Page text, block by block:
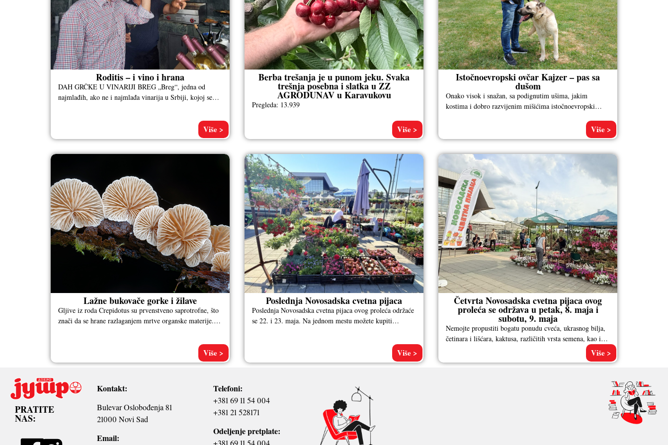
Roditis – i vino i hrana
DAH GRČKE U VINARIJI BREG „Breg“, jedna od
najmlađih, ako ne i najmlađa vinarija u Srbiji, kojoj se
Više >
Berba trešanja je u punom jeku. Svaka
trešnja posebna i slatka u ZZ
AGRODUNAV u Karavukovu
Pregleda: 13.939
Više >
Istočnoevropski ovčar Kajzer – pas sa
dušom
Onako visok i snažan, sa podignutim ušima, jakim
kostima i dobro razvijenim mišićima istočnoevropski
Više >
Lažne bukovače gorke i žilave
Gljive iz roda Crepidotus su prvenstveno saprotrofne, što
znači da se hrane razlaganjem mrtve organske materije.
Više >
Poslednja Novosadska cvetna pijaca
Poslednja Novosadska cvetna pijaca ovog proleća održaće
se 22. i 23. maja. Na jednom mestu možete kupiti
Više >
Četvrta Novosadska cvetna pijaca ovog
proleća se održava u petak, 8. maja i
subotu, 9. maja
Nemojte propustiti bogatu ponudu cveća, ukrasnog bilja,
četinara i lišćara, kaktusa, različitih vrsta semena, kao i
Više >
PRATITE
NAS:
Kontakt:
Bulevar Oslobođenja 81
21000 Novi Sad
Email:
Telefoni:
+381 69 11 54 004
+381 21 528171
Odeljenje pretplate:
+381 69 11 54 004